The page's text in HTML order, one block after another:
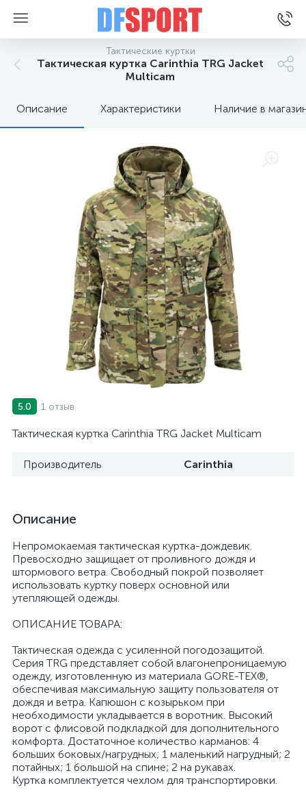
Тактические куртки
Тактическая куртка Carinthia TRG Jacket
Multicam
Описание Характеристики Наличие в
5.0 1 отзыв
Тактическая куртка Carinthia TRG Jacket Multicam
Производитель Carinthia
Описание
Непромокаемая тактическая куртка-дождевик.
Превосходно защищает от проливного дождя и
штормового ветра. Свободный покрой позволяет
использовать куртку поверх основной или
утепляющей одежды.
ОПИСАНИЕ ТОВАРА:
Тактическая одежда с усиленной погодозащитой.
Серия TRG представляет собой влагонепроницаемую
одежду, изготовленную из материала GORE-TEX®,
обеспечивая максимальную защиту пользователя от
дождя и ветра. Капюшон с козырьком при
необходимости укладывается в воротник. Высокий
ворот с флисовой подкладкой для дополнительного
комфорта. Достаточное количество карманов: 4
больших боковых/нагрудных; 1 маленький нагрудный; 2
потайных; 1 большой на спине; 2 на рукавах.
Куртка комплектуется чехлом для транспортировки.